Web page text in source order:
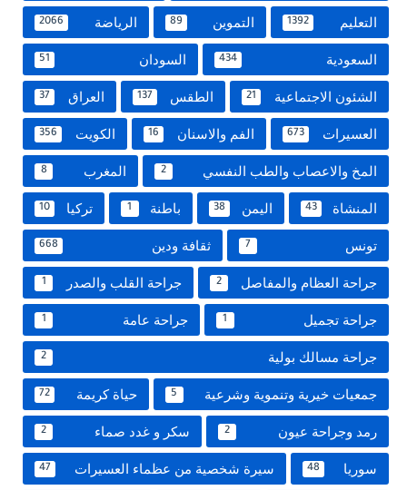
التعليم 1392 التموين 89 الرياضة 2066
السعودية 434 السودان 51
الشئون الاجتماعية 21 الطقس 137 العراق 37
العسيرات 673 الفم والاسنان 16 الكويت 356
المخ والاعصاب والطب النفسي 2 المغرب 8
المنشاة 43 اليمن 38 باطنة 1 تركيا 10
تونس 7 ثقافة ودين 668
جراحة العظام والمفاصل 2 جراحة القلب والصدر 1
جراحة تجميل 1 جراحة عامة 1
جراحة مسالك بولية 2
جمعيات خيرية وتنموية وشرعية 5 حياة كريمة 72
رمد وجراحة عيون 2 سكر و غدد صماء 2
سوريا 48 سيرة شخصية من عظماء العسيرات 47